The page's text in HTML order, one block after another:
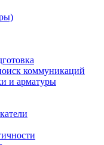
коммуникаций
и арматуры